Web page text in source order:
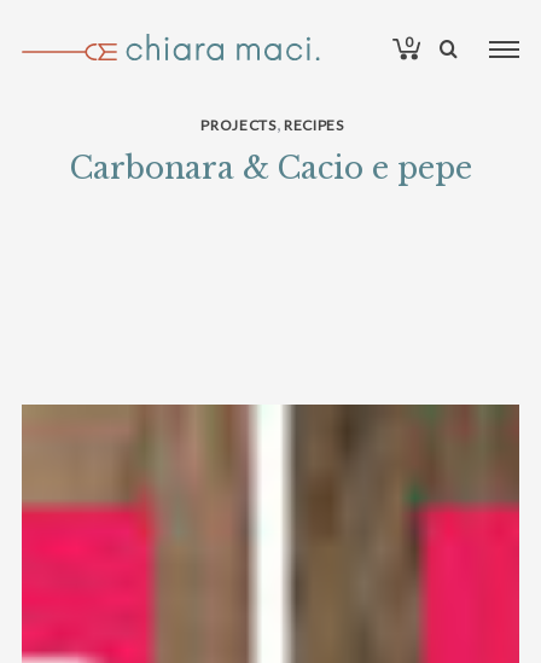
0
PROJECTS, RECIPES
Carbonara & Cacio e pepe